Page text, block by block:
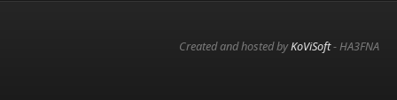
Created and hosted byKoViSoft- HA3FNA